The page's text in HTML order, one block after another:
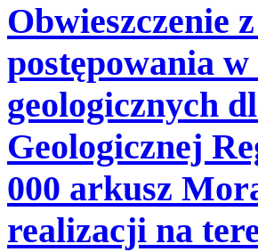
Obwieszczenie
postępowania
geologicznych
Geologicznej
000 arkusz
realizacji na